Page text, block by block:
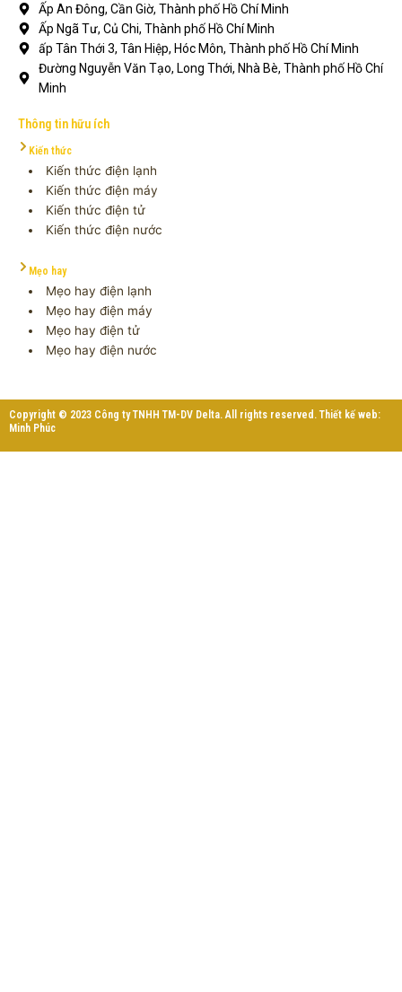
Ấp An Đông, Cần Giờ, Thành phố Hồ Chí Minh
Ấp Ngã Tư, Củ Chi, Thành phố Hồ Chí Minh
ấp Tân Thới 3, Tân Hiệp, Hóc Môn, Thành phố Hồ Chí Minh
Đường Nguyễn Văn Tạo, Long Thới, Nhà Bè, Thành phố Hồ Chí
Minh
Thông tin hữu ích
Kiến thức
Kiến thức điện lạnh
Kiến thức điện máy
Kiến thức điện tử
Kiến thức điện nước
Mẹo hay
Mẹo hay điện lạnh
Mẹo hay điện máy
Mẹo hay điện tử
Mẹo hay điện nước
Copyright © 2023 Công ty TNHH TM-DV Delta. All rights reserved. Thiết kế web:
Minh Phúc